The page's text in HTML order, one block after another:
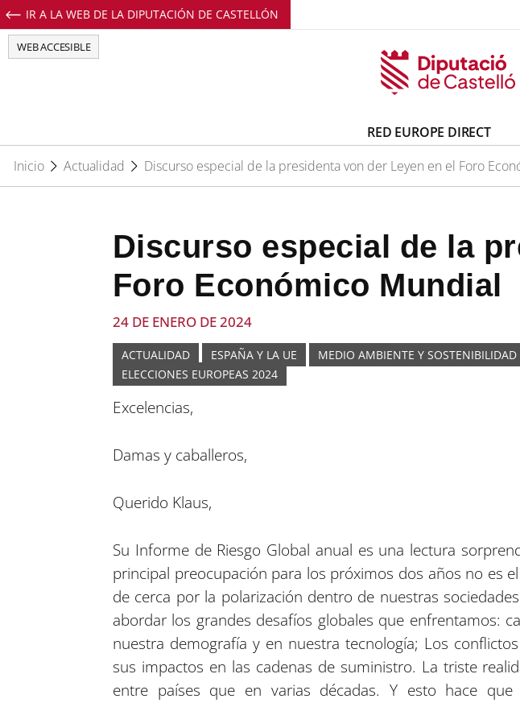
IR A LA WEB DE LA DIPUTACIÓN DE CASTELLÓN
WEB ACCESIBLE
RED EUROPE DIRECT
Inicio
Actualidad Discurso especial de la presidenta von der Leyen en el Foro
Discurso especial de la
Foro Económico Mundial
24 DE ENERO DE 2024
ACTUALIDAD ESPAÑA Y LA UE MEDIO AMBIENTE Y SOSTENIBILIDAD
ELECCIONES EUROPEAS 2024
Excelencias,
Damas y caballeros,
Querido Klaus,
Su Informe de Riesgo Global anual es una lectura
principal preocupación para los próximos dos años no es
de cerca por la polarización dentro de nuestras
abordar los grandes desafíos globales que enfrentamos:
nuestra demografía y en nuestra tecnología; Los
sus impactos en las cadenas de suministro. La triste
entre países que en varias décadas. Y esto hace